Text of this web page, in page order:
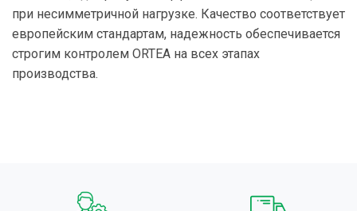
при несимметричной нагрузке. Качество соответствует
европейским стандартам, надежность обеспечивается
строгим контролем ORTEA на всех этапах
производства.